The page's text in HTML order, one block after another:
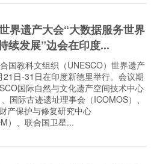
界遗产大会“大数据服务世界
续发展”边会在印度...
国教科文组织（UNESCO）世界遗产
21日-31日在印度新德里举行。会议期
国际自然与文化遗产空间技术中心
、国际古迹遗址理事会（ICOMOS）、
产保护与修复研究中心
）、联合国卫星...